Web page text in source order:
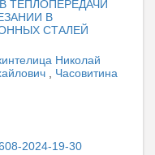
ТЕПЛОПЕРЕДАЧИ
В
СТАЛЕЙ
Николай
Часовитина
2024-19-30